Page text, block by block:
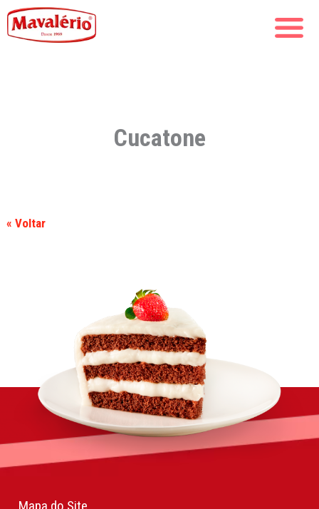
Cucatone
« Voltar